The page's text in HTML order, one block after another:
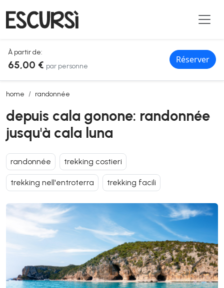
À partir de:
65,00 € par personne
Réserver
home randonnée
depuis cala gonone: randonnée jusqu'à cala luna
depuis cala gonone: randonnée
jusqu'à cala luna
randonnée trekking costieri
trekking nell'entroterra trekking facili